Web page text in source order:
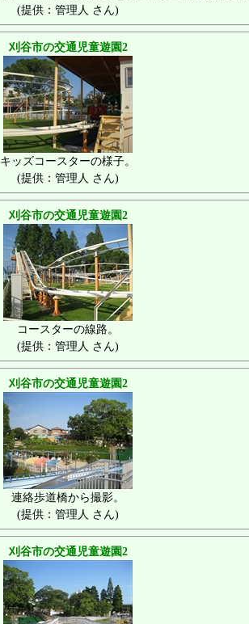
(提供：管理人 さん)
刈谷市の交通児童遊園2
キッズコースターの様子。
(提供：管理人 さん)
刈谷市の交通児童遊園2
コースターの線路。
(提供：管理人 さん)
刈谷市の交通児童遊園2
連絡歩道橋から撮影。
(提供：管理人 さん)
刈谷市の交通児童遊園2